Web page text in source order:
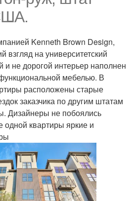
Kenneth Brown Design,
взгляд на университетский
не дорогой интерьер наполнен
мебелью. В
расположены старые
заказчика по другим штатам
Дизайнеры не побоялись
одной квартиры яркие и